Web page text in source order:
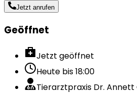
Jetzt anrufen
Geöffnet
Jetzt geöffnet
Heute bis18:00
Tierarztpraxis Dr. Annett